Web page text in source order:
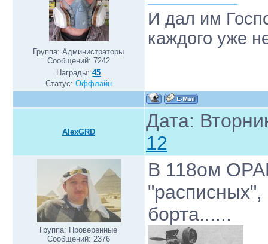
Группа: Администраторы
Сообщений: 7242
Награды:45
Статус: Оффлайн
И дал им
каждого уже
AlexGRD
Дата:
12
Группа: Проверенные
Сообщений: 2376
В 118ом
"расписных",
борта......